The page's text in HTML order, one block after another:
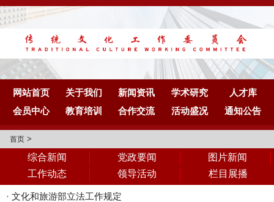
网站首页 关于我们 新闻资讯 学术研究
人才库
会员中心
教育培训 合作交流 活动盛况 通知公告
首页 >
综合新闻 党政要闻
图片新闻
工作动态
领导活动 栏目展播
· 文化和旅游部立法工作规定